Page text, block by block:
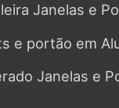
Janelas e
e portão em
Janelas e